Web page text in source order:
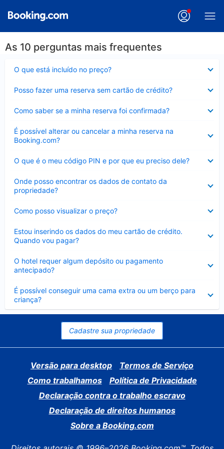
As 10 perguntas mais frequentes
O que está incluído no preço?
Posso fazer uma reserva sem cartão de crédito?
Como saber se a minha reserva foi confirmada?
É possível alterar ou cancelar a minha reserva na
Booking.com?
Contraído
O que é o meu código PIN e por que eu preciso dele?
Onde posso encontrar os dados de contato da
propriedade?
Como posso visualizar o preço?
Estou inserindo os dados do meu cartão de crédito.
Quando vou pagar?
O hotel requer algum depósito ou pagamento
antecipado?
É possível conseguir uma cama extra ou um berço para
criança?
Contraído
Cadastre sua propriedade
Versão para desktop
Termos de Serviço
Como trabalhamos
Política de Privacidade
Declaração contra o trabalho escravo
Declaração de direitos humanos
Sobre a Booking.com